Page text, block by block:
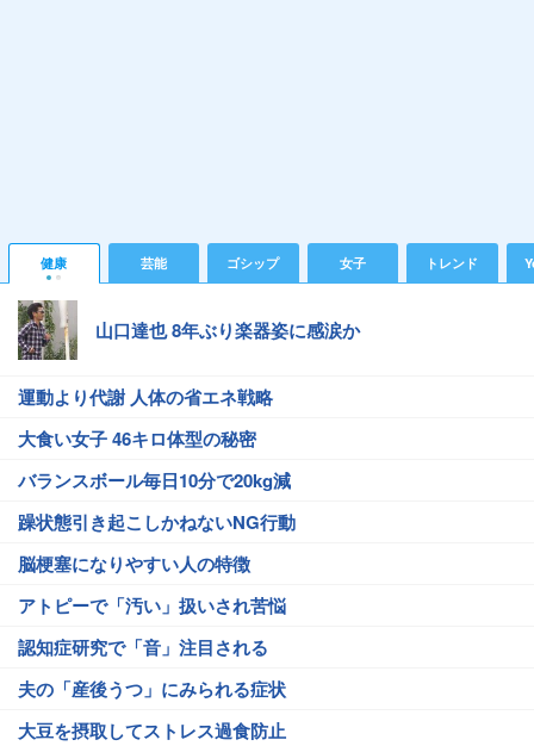
健康 芸能 ゴシップ 女子 トレンド
山口達也 8年ぶり楽器姿に感涙か
運動より代謝 人体の省エネ戦略
大食い女子 46キロ体型の秘密
バランスボール毎日10分で20kg減
躁状態引き起こしかねないNG行動
脳梗塞になりやすい人の特徴
アトピーで「汚い」扱いされ苦悩
認知症研究で「音」注目される
夫の「産後うつ」にみられる症状
大豆を摂取してストレス過食防止